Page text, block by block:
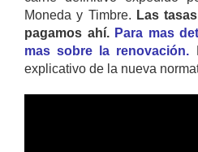
Moneda y Timbre. Las
pagamos ahí. Para mas
mas sobre la renovación.
explicativo de la nueva